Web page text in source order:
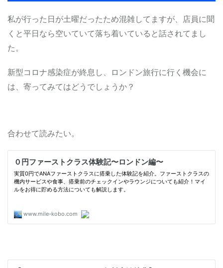
私が行った日が土曜だったため混雑してますが、店員に聞
くと平日なら空いていて落ち着いていると話されてまし
た。
新型コロナ感染症が終息し、ロンドン旅行に行く機会に
は、寄ってみてはどうでしょうか？
合わせて読みたい。